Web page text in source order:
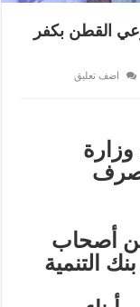
لمزارعي القطن بكفر
اضف تعليق
31 ألفا و720 من أصحاب
التنمية